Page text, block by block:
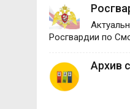
Росгвардии по
Архив